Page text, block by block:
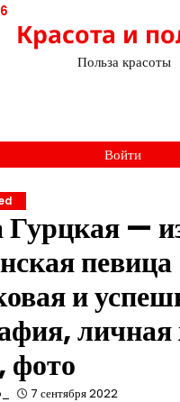
Красота и
Польза красоты
Войти
—
и
фото
7 сентября 2022